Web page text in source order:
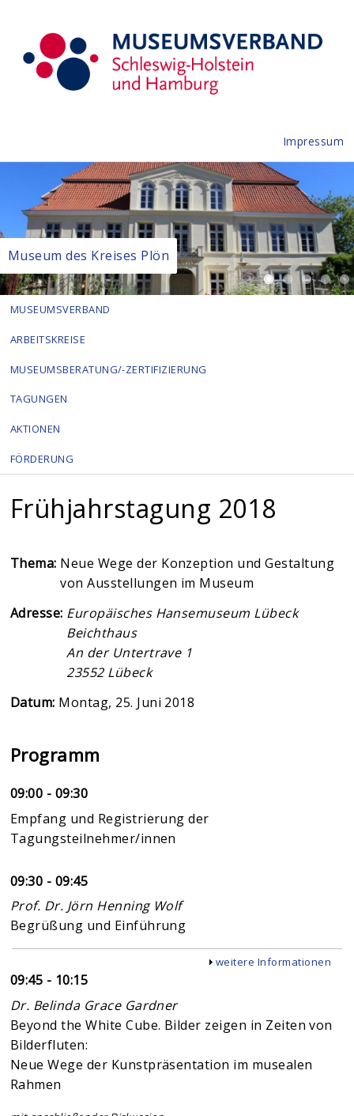
Impressum
Museum des Kreises Plön
MUSEUMSVERBAND
ARBEITSKREISE
MUSEUMSBERATUNG/-ZERTIFIZIERUNG
TAGUNGEN
AKTIONEN
FÖRDERUNG
Frühjahrstagung 2018
Thema: Neue Wege der Konzeption und Gestaltung
von Ausstellungen im Museum
Adresse: Europäisches Hansemuseum Lübeck
Beichthaus
An der Untertrave 1
23552 Lübeck
Datum: Montag, 25. Juni 2018
Programm
09:00 - 09:30
Empfang und Registrierung der
Tagungsteilnehmer/innen
09:30 - 09:45
Prof. Dr. Jörn Henning Wolf
Begrüßung und Einführung
Anzeigen
weitere Informationen
09:45 - 10:15
Dr. Belinda Grace Gardner
Beyond the White Cube. Bilder zeigen in Zeiten von
Bilderfluten:
Neue Wege der Kunstpräsentation im musealen
Rahmen